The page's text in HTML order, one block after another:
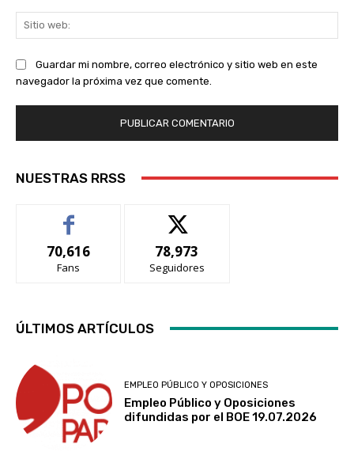
Guardar mi nombre, correo electrónico y sitio web en este
navegador la próxima vez que comente.
NUESTRAS RRSS
70,616
Fans
78,973
Seguidores
ÚLTIMOS ARTÍCULOS
EMPLEO PÚBLICO Y OPOSICIONES
Empleo Público y Oposiciones
difundidas por el BOE 19.07.2026